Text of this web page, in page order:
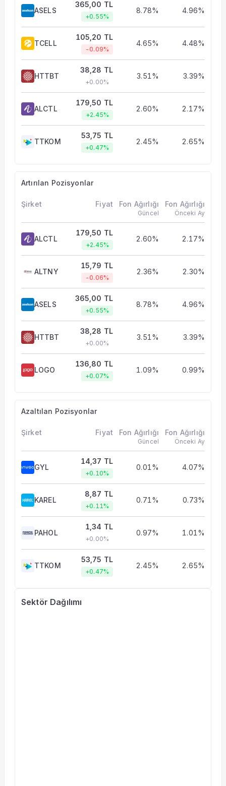
ASELS
365,00 TL
+0.55%
8.78% 4.96%
TCELL
105,20 TL
-0.09%
4.65% 4.48%
HTTBT
38,28 TL
+0.00%
3.51% 3.39%
ALCTL
179,50 TL
+2.45%
2.60% 2.17%
TTKOM
53,75 TL
+0.47%
2.45% 2.65%
Artırılan Pozisyonlar
Şirket Fiyat Fon Ağırlığı
Güncel
Fon Ağırlığı
Önceki Ay
ALCTL
179,50 TL
+2.45%
2.60% 2.17%
ALTNY
15,79 TL
-0.06%
2.36% 2.30%
ASELS
365,00 TL
+0.55%
8.78% 4.96%
HTTBT
38,28 TL
+0.00%
3.51% 3.39%
LOGO
136,80 TL
+0.07%
1.09% 0.99%
Azaltılan Pozisyonlar
Şirket Fiyat Fon Ağırlığı
Güncel
Fon Ağırlığı
Önceki Ay
GYL
14,37 TL
+0.10%
0.01% 4.07%
KAREL
8,87 TL
+0.11%
0.71% 0.73%
PAHOL
1,34 TL
+0.00%
0.97% 1.01%
TTKOM
53,75 TL
+0.47%
2.45% 2.65%
Sektör Dağılımı